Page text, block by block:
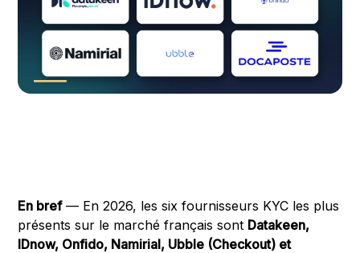
En bref— En 2026, les six fournisseurs KYC les plus
présents sur le marché français sont Datakeen,
IDnow, Onfido, Namirial, Ubble (Checkout) et